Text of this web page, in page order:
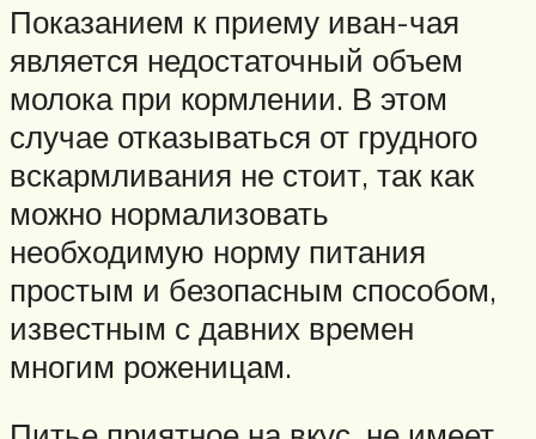
Показанием к приему иван-чая
является недостаточный объем
молока при кормлении. В этом
случае отказываться от грудного
вскармливания не стоит, так как
можно нормализовать
необходимую норму питания
простым и безопасным способом,
известным с давних времен
многим роженицам.